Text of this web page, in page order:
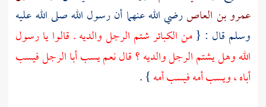
عمرو بن العاصرضي الله عنهما أن رسول الله صلى الله عليه
وسلم قال : {من الكبائر شتم الرجل والديه . قالوا يا رسول
الله وهل يشتم الرجل والديه ؟ قال نعم يسب أبا الرجل فيسب
أباه ، ويسب أمه فيسب أمه} .